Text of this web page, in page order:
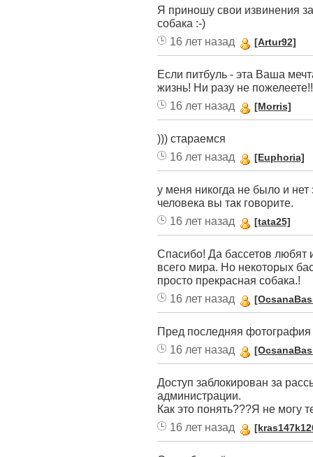
Я приношу свои извинения
собака :-)
16 лет назад
[Artur92]
Если питбуль - эта Ваша
жизнь! Ни разу не
16 лет назад
[Morris]
))) стараемся
16 лет назад
[Euphoria]
у меня никогда не было и
человека вы так говорите.
16 лет назад
[tata25]
Спасибо! Да бассетов любят
всего мира. Но некоторых
просто прекрасная собака.!
16 лет назад
Пред последняя фотография
16 лет назад
Доступ заблокирован за
администрации.
Как это понять???Я не могу
16 лет назад